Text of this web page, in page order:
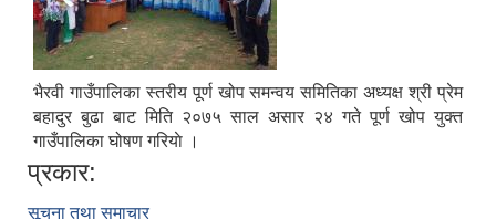
भैरवी गाउँपालिका स्तरीय पूर्ण खोप समन्वय समितिका अध्यक्ष श्री प्रेम
बहादुर बुढा बाट मिति २०७५ साल असार २४ गते पूर्ण खोप युक्त
गाउँपालिका घोषण गरियाे ।
प्रकार:
सूचना तथा समाचार